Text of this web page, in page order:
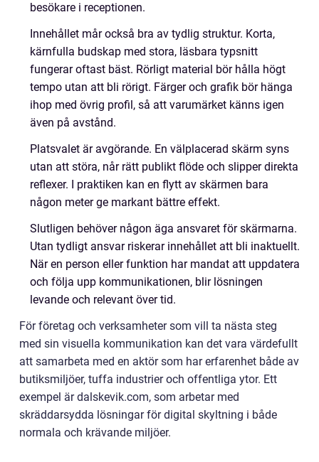
besökare i receptionen.
Innehållet mår också bra av tydlig struktur. Korta,
kärnfulla budskap med stora, läsbara typsnitt
fungerar oftast bäst. Rörligt material bör hålla högt
tempo utan att bli rörigt. Färger och grafik bör hänga
ihop med övrig profil, så att varumärket känns igen
även på avstånd.
Platsvalet är avgörande. En välplacerad skärm syns
utan att störa, når rätt publikt flöde och slipper direkta
reflexer. I praktiken kan en flytt av skärmen bara
någon meter ge markant bättre effekt.
Slutligen behöver någon äga ansvaret för skärmarna.
Utan tydligt ansvar riskerar innehållet att bli inaktuellt.
När en person eller funktion har mandat att uppdatera
och följa upp kommunikationen, blir lösningen
levande och relevant över tid.
För företag och verksamheter som vill ta nästa steg
med sin visuella kommunikation kan det vara värdefullt
att samarbeta med en aktör som har erfarenhet både av
butiksmiljöer, tuffa industrier och offentliga ytor. Ett
exempel är dalskevik.com, som arbetar med
skräddarsydda lösningar för digital skyltning i både
normala och krävande miljöer.